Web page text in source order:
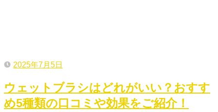
2025年7月5日
ウェットブラシはどれがいい？おすす
め5種類の口コミや効果をご紹介！